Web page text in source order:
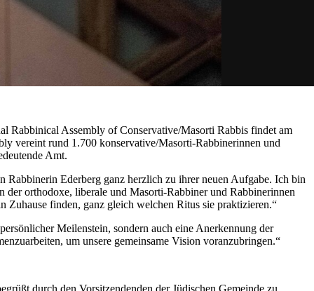
Rabbinical Assembly of Conservative/Masorti Rabbis findet am
vereint rund 1.700 konservative/Masorti-Rabbinerinnen und
Amt.
Rabbinerin Ederberg ganz herzlich zu ihrer neuen Aufgabe. Ich bin
der orthodoxe, liberale und Masorti-Rabbiner und Rabbinerinnen
Zuhause finden, ganz gleich welchen Ritus sie praktizieren.“
Meilenstein, sondern auch eine Anerkennung der
um unsere gemeinsame Vision voranzubringen.“
durch den Vorsitzendenden der Jüdischen Gemeinde zu